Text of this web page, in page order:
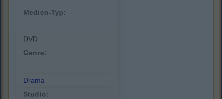
Medien-Typ:
DVD
Genre:
Drama
Studio: